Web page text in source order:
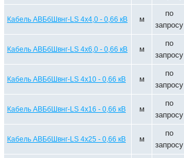
Кабель АВБбШвнг-LS 4х4,0 - 0,66 кВ м
по
запросу
Кабель АВБбШвнг-LS 4х6,0 - 0,66 кВ м
по
запросу
Кабель АВБбШвнг-LS 4х10 - 0,66 кВ м
по
запросу
Кабель АВБбШвнг-LS 4х16 - 0,66 кВ м
по
запросу
Кабель АВБбШвнг-LS 4х25 - 0,66 кВ м
по
запросу